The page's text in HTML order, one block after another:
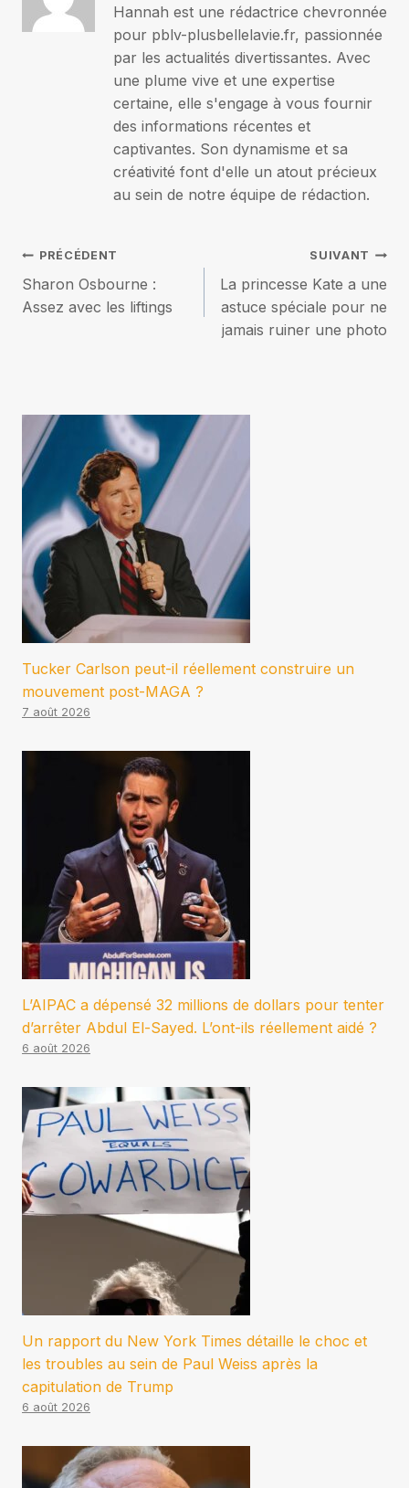
Hannah est une rédactrice chevronnée
pour pblv-plusbellelavie.fr, passionnée
par les actualités divertissantes. Avec
une plume vive et une expertise
certaine, elle s'engage à vous fournir
des informations récentes et
captivantes. Son dynamisme et sa
créativité font d'elle un atout précieux
au sein de notre équipe de rédaction.
Navigation
de
PRÉCÉDENT
Sharon Osbourne :
Assez avec les liftings
SUIVANT
La princesse Kate a une
astuce spéciale pour ne
jamais ruiner une photo
Tucker Carlson peut-il réellement construire un
mouvement post-MAGA ?
7 août 2026
L’AIPAC a dépensé 32 millions de dollars pour tenter
d’arrêter Abdul El-Sayed. L’ont-ils réellement aidé ?
6 août 2026
Un rapport du New York Times détaille le choc et
les troubles au sein de Paul Weiss après la
capitulation de Trump
6 août 2026